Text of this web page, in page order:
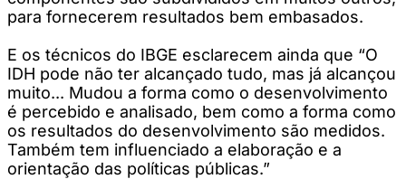
para fornecerem resultados bem embasados.
E os técnicos do IBGE esclarecem ainda que “O
IDH pode não ter alcançado tudo, mas já alcançou
muito... Mudou a forma como o desenvolvimento
é percebido e analisado, bem como a forma como
os resultados do desenvolvimento são medidos.
Também tem influenciado a elaboração e a
orientação das políticas públicas.”